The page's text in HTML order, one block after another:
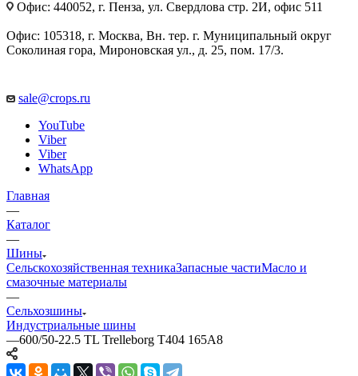
Офис: 440052, г. Пенза, ул. Свердлова стр. 2И, офис 511
Офис: 105318, г. Москва, Вн. тер. г. Муниципальный округ
Соколиная гора, Мироновская ул., д. 25, пом. 17/3.
sale@crops.ru
YouTube
Viber
Viber
WhatsApp
Главная
—
Каталог
—
Шины
Сельскохозяйственная техникаЗапасные частиМасло и
смазочные материалы
—
Сельхозшины
Индустриальные шины
—600/50-22.5 TL Trelleborg T404 165A8